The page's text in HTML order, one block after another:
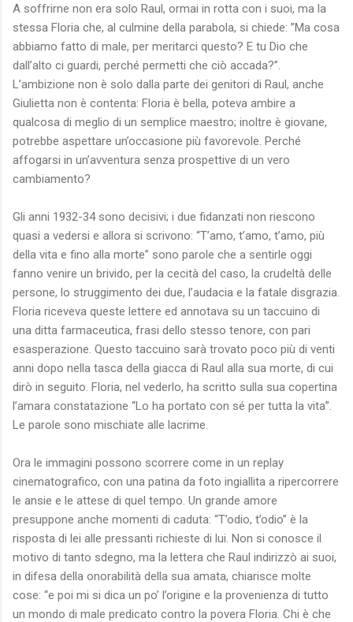
A soffrirne non era solo Raul, ormai in rotta con i suoi, ma la
stessa Floria che, al culmine della parabola, si chiede: ”Ma cosa
abbiamo fatto di male, per meritarci questo? E tu Dio che
dall’alto ci guardi, perché permetti che ciò accada?”.
L’ambizione non è solo dalla parte dei genitori di Raul, anche
Giulietta non è contenta: Floria è bella, poteva ambire a
qualcosa di meglio di un semplice maestro; inoltre è giovane,
potrebbe aspettare un’occasione più favorevole. Perché
affogarsi in un’avventura senza prospettive di un vero
cambiamento?
Gli anni 1932-34 sono decisivi; i due fidanzati non riescono
quasi a vedersi e allora si scrivono: “T’amo, t’amo, t’amo, più
della vita e fino alla morte” sono parole che a sentirle oggi
fanno venire un brivido, per la cecità del caso, la crudeltà delle
persone, lo struggimento dei due, l’audacia e la fatale disgrazia.
Floria riceveva queste lettere ed annotava su un taccuino di
una ditta farmaceutica, frasi dello stesso tenore, con pari
esasperazione. Questo taccuino sarà trovato poco più di venti
anni dopo nella tasca della giacca di Raul alla sua morte, di cui
dirò in seguito. Floria, nel vederlo, ha scritto sulla sua copertina
l’amara constatazione “Lo ha portato con sé per tutta la vita”.
Le parole sono mischiate alle lacrime.
Ora le immagini possono scorrere come in un replay
cinematografico, con una patina da foto ingiallita a ripercorrere
le ansie e le attese di quel tempo. Un grande amore
presuppone anche momenti di caduta: “T’odio, t’odio” è la
risposta di lei alle pressanti richieste di lui. Non si conosce il
motivo di tanto sdegno, ma la lettera che Raul indirizzò ai suoi,
in difesa della onorabilità della sua amata, chiarisce molte
cose: “e poi mi si dica un po’ l’origine e la provenienza di tutto
un mondo di male predicato contro la povera Floria. Chi è che